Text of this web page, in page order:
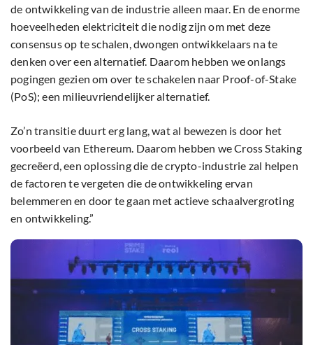
de ontwikkeling van de industrie alleen maar. En de enorme
hoeveelheden elektriciteit die nodig zijn om met deze
consensus op te schalen, dwongen ontwikkelaars na te
denken over een alternatief. Daarom hebben we onlangs
pogingen gezien om over te schakelen naar Proof-of-Stake
(PoS); een milieuvriendelijker alternatief.
Zo’n transitie duurt erg lang, wat al bewezen is door het
voorbeeld van Ethereum. Daarom hebben we Cross Staking
gecreëerd, een oplossing die de crypto-industrie zal helpen
de factoren te vergeten die de ontwikkeling ervan
belemmeren en door te gaan met actieve schaalvergroting
en ontwikkeling.”